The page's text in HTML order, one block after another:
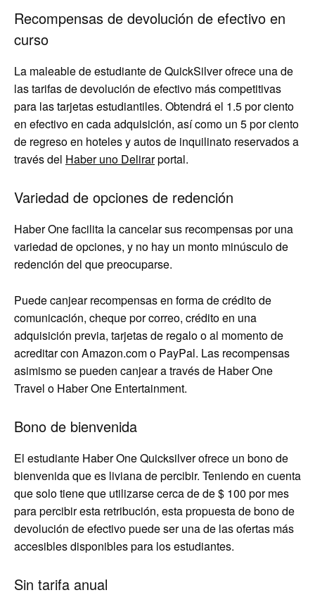
Recompensas de devolución de efectivo en
curso
La maleable de estudiante de QuickSilver ofrece una de
las tarifas de devolución de efectivo más competitivas
para las tarjetas estudiantiles. Obtendrá el 1.5 por ciento
en efectivo en cada adquisición, así como un 5 por ciento
de regreso en hoteles y autos de inquilinato reservados a
través del Haber uno Delirarportal.
Variedad de opciones de redención
Haber One facilita la cancelar sus recompensas por una
variedad de opciones, y no hay un monto minúsculo de
redención del que preocuparse.
Puede canjear recompensas en forma de crédito de
comunicación, cheque por correo, crédito en una
adquisición previa, tarjetas de regalo o al momento de
acreditar con Amazon.com o PayPal. Las recompensas
asimismo se pueden canjear a través de Haber One
Travel o Haber One Entertainment.
Bono de bienvenida
El estudiante Haber One Quicksilver ofrece un bono de
bienvenida que es liviana de percibir. Teniendo en cuenta
que solo tiene que utilizarse cerca de de $ 100 por mes
para percibir esta retribución, esta propuesta de bono de
devolución de efectivo puede ser una de las ofertas más
accesibles disponibles para los estudiantes.
Sin tarifa anual